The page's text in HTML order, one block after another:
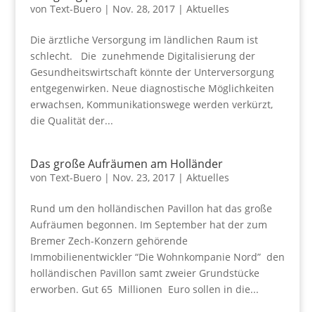
von Text-Buero| Nov. 28, 2017| Aktuelles
Die ärztliche Versorgung im ländlichen Raum ist
schlecht. Die zunehmende Digitalisierung der
Gesundheitswirtschaft könnte der Unterversorgung
entgegenwirken. Neue diagnostische Möglichkeiten
erwachsen, Kommunikationswege werden verkürzt,
die Qualität der...
Das große Aufräumen am Holländer
von Text-Buero| Nov. 23, 2017| Aktuelles
Rund um den holländischen Pavillon hat das große
Aufräumen begonnen. Im September hat der zum
Bremer Zech-Konzern gehörende
Immobilienentwickler “Die Wohnkompanie Nord” den
holländischen Pavillon samt zweier Grundstücke
erworben. Gut 65 Millionen Euro sollen in die...